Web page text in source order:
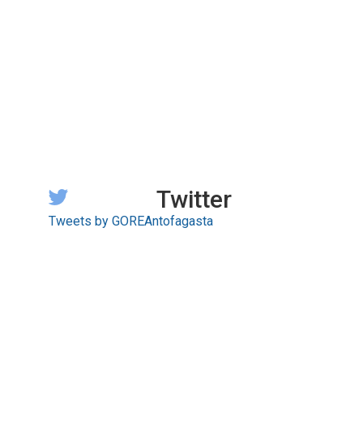
Twitter
Tweets by GOREAntofagasta